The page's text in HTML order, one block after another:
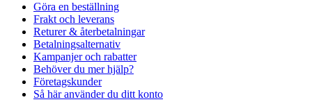
Göra en beställning
Frakt och leverans
Returer & återbetalningar
Betalningsalternativ
Kampanjer och rabatter
Behöver du mer hjälp?
Företagskunder
Så här använder du ditt konto